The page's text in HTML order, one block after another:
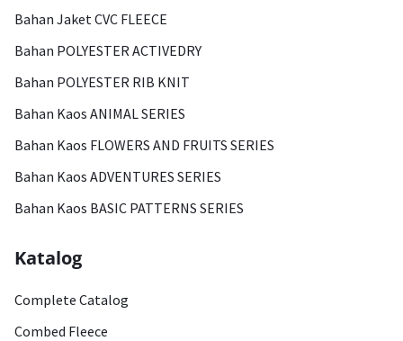
Bahan Jaket CVC FLEECE
Bahan POLYESTER ACTIVEDRY
Bahan POLYESTER RIB KNIT
Bahan Kaos ANIMAL SERIES
Bahan Kaos FLOWERS AND FRUITS SERIES
Bahan Kaos ADVENTURES SERIES
Bahan Kaos BASIC PATTERNS SERIES
Katalog
Complete Catalog
Combed Fleece